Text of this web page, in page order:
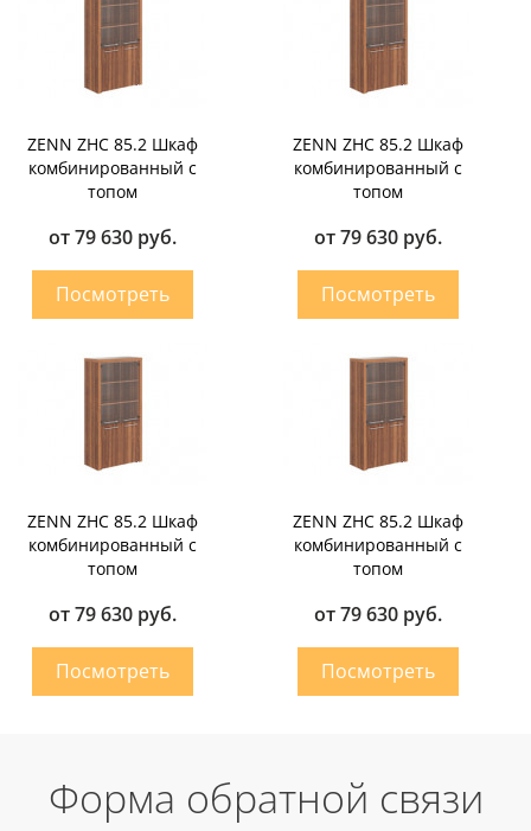
ZENN ZHC 85.2 Шкаф
комбинированный с
топом
от 79 630 руб.
ZENN ZHC 85.2 Шкаф
комбинированный с
топом
от 79 630 руб.
ZENN ZHC 85.2 Шкаф
комбинированный с
топом
от 79 630 руб.
ZENN ZHC 85.2 Шкаф
комбинированный с
топом
от 79 630 руб.
Форма обратной связи